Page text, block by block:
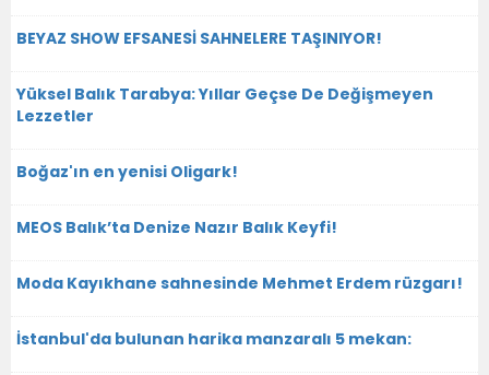
BEYAZ SHOW EFSANESİ SAHNELERE TAŞINIYOR!
Yüksel Balık Tarabya: Yıllar Geçse De Değişmeyen
Lezzetler
Boğaz'ın en yenisi Oligark!
MEOS Balık’ta Denize Nazır Balık Keyfi!
Moda Kayıkhane sahnesinde Mehmet Erdem rüzgarı!
İstanbul'da bulunan harika manzaralı 5 mekan: